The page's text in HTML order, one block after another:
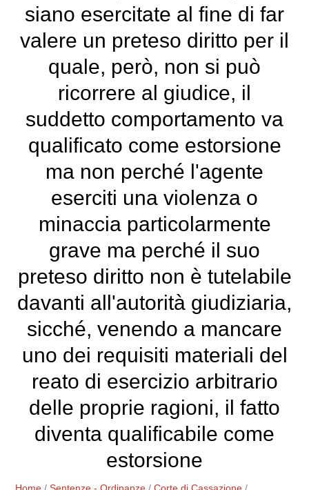
siano esercitate al fine di far
valere un preteso diritto per il
quale, però, non si può
ricorrere al giudice, il
suddetto comportamento va
qualificato come estorsione
ma non perché l'agente
eserciti una violenza o
minaccia particolarmente
grave ma perché il suo
preteso diritto non è tutelabile
davanti all'autorità giudiziaria,
sicché, venendo a mancare
uno dei requisiti materiali del
reato di esercizio arbitrario
delle proprie ragioni, il fatto
diventa qualificabile come
estorsione